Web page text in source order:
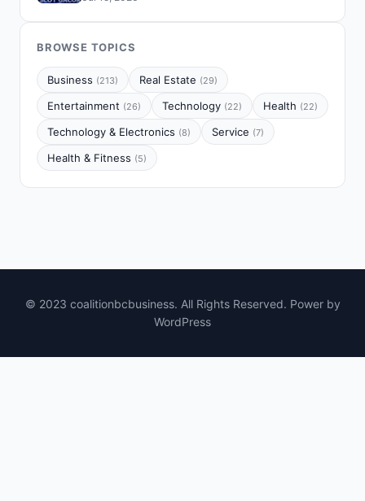
BROWSE TOPICS
Business (213) Real Estate (29)
Entertainment (26) Technology (22) Health (22)
Technology & Electronics (8) Service (7)
Health & Fitness (5)
© 2023 coalitionbcbusiness. All Rights Reserved. Power by
WordPress